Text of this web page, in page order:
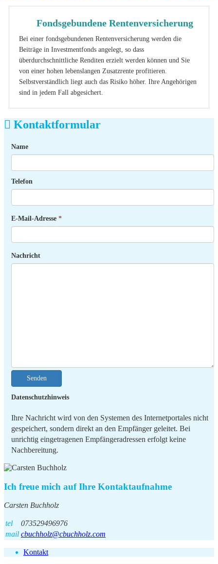
Fondsgebundene Rentenversicherung
Bei einer fondsgebundenen Rentenversicherung werden die
Beiträge in Investmentfonds angelegt, so dass
überdurchschnittliche Renditen erzielt werden können und Sie
von einer hohen lebenslangen Zusatzrente profitieren.
Selbstverständlich liegt auch das Risiko höher. Ihre Angehörigen
sind in jedem Fall abgesichert.
Kontaktformular
Name
Telefon
E-Mail-Adresse *
Nachricht
Senden
Datenschutzhinweis
Ihre Nachricht wird von den Systemen des Internetportales nicht
gespeichert, sondern direkt an den Empfänger geleitet. Bei
unrichtig eingetragenen Empfängeradressen erfolgt keine
Nachbereitung.
Ich freue mich auf Ihre Kontaktaufnahme
Carsten Buchholz
tel
073529496976
mail cbuchholz@cbuchholz.com
Kontakt